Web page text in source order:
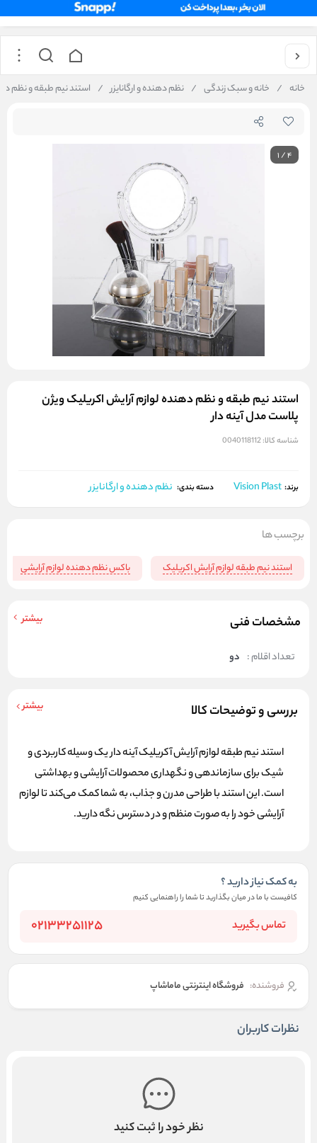
خانه / خانه و سبک زندگی / نظم دهنده و ارگانایزر / استند نیم طبقه و نظم
1/4
استند نیم طبقه و نظم دهنده لوازم آرایش اکریلیک ویژن
پلاست مدل آینه دار
شناسه کالا:0040118112
برند: Vision Plast دسته بندی: نظم دهنده و ارگانایزر
مشخصات فنی بیشتر
تعداد اقلام : دو
بررسی و توضیحات کالا بیشتر
استند نیم طبقه لوازم آرایش آکریلیکآینه دار یک وسیله کاربردی و
شیک برای سازماندهی و نگهداری محصولات آرایشی و بهداشتی
است. این استند با طراحی مدرن و جذاب، به شما کمک می‌کند تا لوازم
آرایشی خود را به صورت منظم و در دسترس نگه دارید.
به کمک نیاز دارید ؟
کافیست با ما در میان بگذارید تا شما را راهنمایی کنیم
تماس بگیرید 02133251125
فروشنده: فروشگاه اینترنتی ماماشاپ
برچسب ها
استند نیم طبقه لوازم آرایش اکریلیک باکس نظم دهنده لوازم آرایشی
نظرات کاربران
نظر خود را ثبت کنید